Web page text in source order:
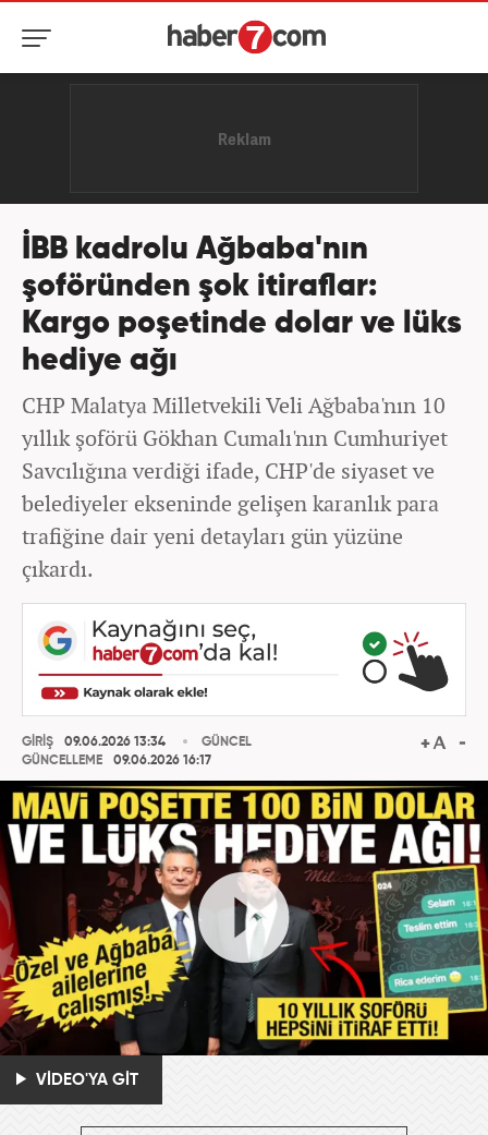
İBB kadrolu Ağbaba'nın
şoföründen şok itiraflar:
Kargo poşetinde dolar ve lüks
hediye ağı
CHP Malatya Milletvekili Veli Ağbaba'nın 10
yıllık şoförü Gökhan Cumalı'nın Cumhuriyet
Savcılığına verdiği ifade, CHP'de siyaset ve
belediyeler ekseninde gelişen karanlık para
trafiğine dair yeni detayları gün yüzüne
çıkardı.
GİRİŞ
09.06.2026 13:34
GÜNCELLEME
09.06.2026 16:17
GÜNCEL
VİDEO'YA GİT